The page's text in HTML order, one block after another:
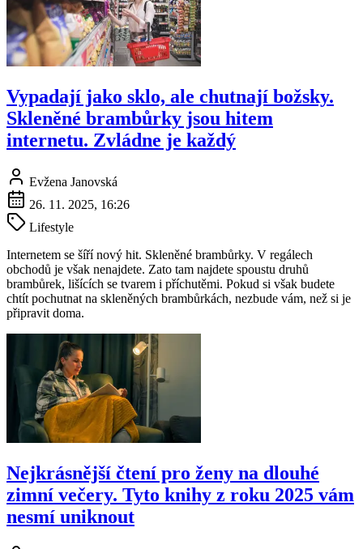
Vypadají jako sklo, ale chutnají božsky.
Skleněné brambůrky jsou hitem
internetu. Zvládne je každý
Evžena Janovská
26. 11. 2025, 16:26
Lifestyle
Internetem se šíří nový hit. Skleněné brambůrky. V regálech
obchodů je však nenajdete. Zato tam najdete spoustu druhů
brambůrek, lišících se tvarem i příchutěmi. Pokud si však budete
chtít pochutnat na skleněných brambůrkách, nezbude vám, než si je
připravit doma.
Nejkrásnější čtení pro ženy na dlouhé
zimní večery. Tyto knihy z roku 2025 vám
nesmí uniknout